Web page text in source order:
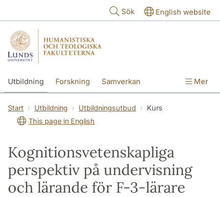
Sök English website
Utbildning Forskning Samverkan Mer
Start Utbildning Utbildningsutbud
Kurs
This page in English
Kognitionsvetenskapliga
perspektiv på undervisning
och lärande för F-3-lärare